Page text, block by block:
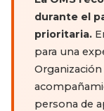
durante el
prioritaria.
para una
Organización
persona de